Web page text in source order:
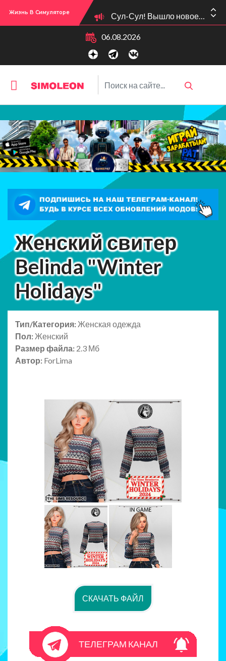
Жизнь В Симуляторе Сул-Сул! Вышло новое обновлении версии игры: 1.119.96.1030 (ПК)! 1.119.96.1230 (Mac)! 2.22 (ИП)!
06.08.2026
Женский свитер
Belinda "Winter
Holidays"
Тип/Категория: Женская одежда
Пол: Женский
Размер файла: 2.3 Мб
Автор: ForLima
СКАЧАТЬ ФАЙЛ
ТЕЛЕГРАМ КАНАЛ